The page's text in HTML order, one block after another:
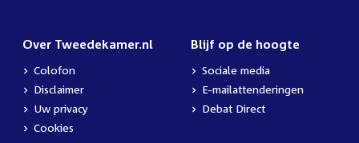
Over Tweedekamer.nl
Colofon
Disclaimer
Uw privacy
Cookies
Blijf op de hoogte
Sociale media
E-mailattenderingen
Debat Direct